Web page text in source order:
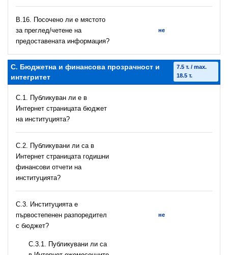
В.16. Посочено ли е мястото
за преглед/четене на
предоставената информация?
не
C. Бюджетна и финансова прозрачност и
интегритет
7.5 т. / max.
18.5 т.
C.1. Публикуван ли е в
Интернет страницата бюджет
на институцията?
C.2. Публикувани ли са в
Интернет страницата годишни
финансови отчети на
институцията?
C.3. Институцията е
първостепенен разпоредител
с бюджет?
не
С.3.1. Публикувани ли са